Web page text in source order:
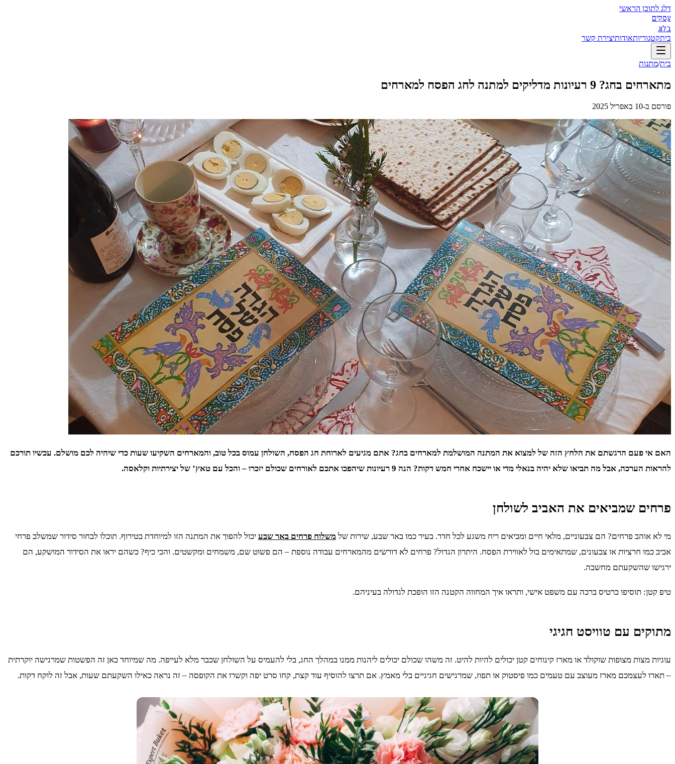
דלג לתוכן הראשי
עסקים
בלוג
ביתקטגוריותאודותיצירת קשר
בית/מתנות
מתארחים בחג? 9 רעיונות מדליקים למתנה לחג הפסח למארחים
פורסם ב-10 באפריל 2025
האם אי פעם הרגשתם את הלחץ הזה של למצוא את המתנה המושלמת למארחים בחג? אתם מגיעים לארוחת חג הפסח, השולחן עמוס בכל טוב, והמארחים השקיעו שעות כדי שיהיה לכם מושלם. עכשיו תורכם
להראות הערכה, אבל מה תביאו שלא יהיה בנאלי מדי או יישכח אחרי חמש דקות? הנה 9 רעיונות שיהפכו אתכם לאורחים שכולם יזכרו – והכל עם טאץ’ של יצירתיות וקלאסה.
פרחים שמביאים את האביב לשולחן
מי לא אוהב פרחים? הם צבעוניים, מלאי חיים ומביאים ריח משגע לכל חדר. בעיר כמו באר שבע, שירות של משלוח פרחים באר שבע יכול להפוך את המתנה הזו למיוחדת בטירוף. תוכלו לבחור סידור שמשלב פרחי
אביב כמו חרציות או צבעונים, שמתאימים בול לאווירת הפסח. היתרון הגדול? פרחים לא דורשים מהמארחים עבודה נוספת – הם פשוט שם, משמחים ומקשטים. והכי כיף? כשהם יראו את הסידור המושקע, הם
ירגישו שהשקעתם מחשבה.
טיפ קטן: תוסיפו כרטיס ברכה עם משפט אישי, ותראו איך המחווה הקטנה הזו הופכת לגדולה בעיניהם.
מתוקים עם טוויסט חגיגי
עוגיות מצות מצופות שוקולד או מארז קינוחים קטן יכולים להיות להיט. זה משהו שכולם יכולים ליהנות ממנו במהלך החג, בלי להעמיס על השולחן שכבר מלא לעייפה. מה שמיוחד כאן זה הפשטות שמרגישה יוקרתית
– תארו לעצמכם מארז מעוצב עם טעמים כמו פיסטוק או תפוז, שמרגישים חגיגיים בלי מאמץ. אם תרצו להוסיף עוד קצת, קחו סרט יפה וקשרו את הקופסה – זה נראה כאילו השקעתם שעות, אבל זה לוקח דקות.